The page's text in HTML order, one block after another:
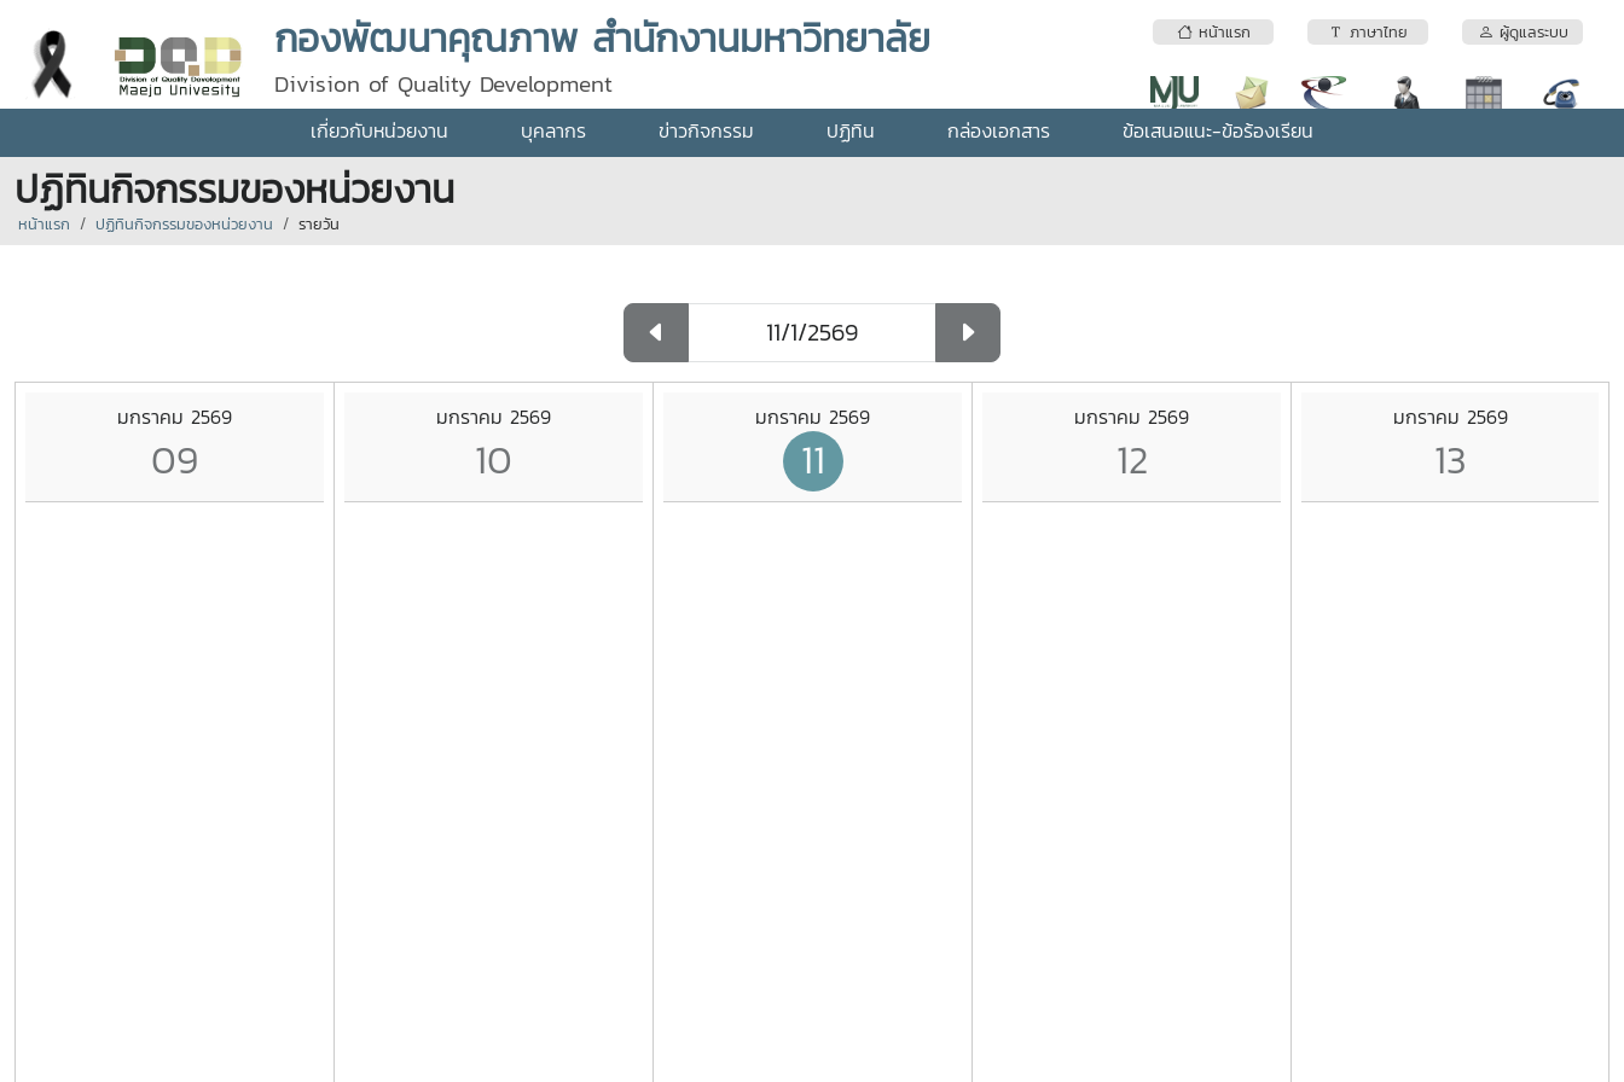
หน้าแรก ภาษาไทย ผู้ดูแลระบบ
กองพัฒนาคุณภาพ สำนักงานมหาวิทยาลัย
Division of Quality Development
เกี่ยวกับหน่วยงาน บุคลากร ข่าวกิจกรรม ปฏิทิน กล่องเอกสาร ข้อเสนอแนะ-ข้อร้องเรียน
ปฏิทินกิจกรรมของหน่วยงาน
หน้าแรก ปฏิทินกิจกรรมของหน่วยงาน รายวัน
มกราคม 2569
09
มกราคม 2569
10
มกราคม 2569
11
มกราคม 2569
12
มกราคม 2569
13